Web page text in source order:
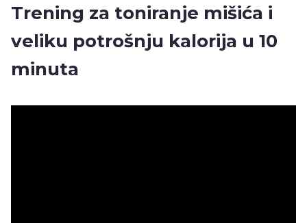
Trening za toniranje mišića i
veliku potrošnju kalorija u 10
minuta